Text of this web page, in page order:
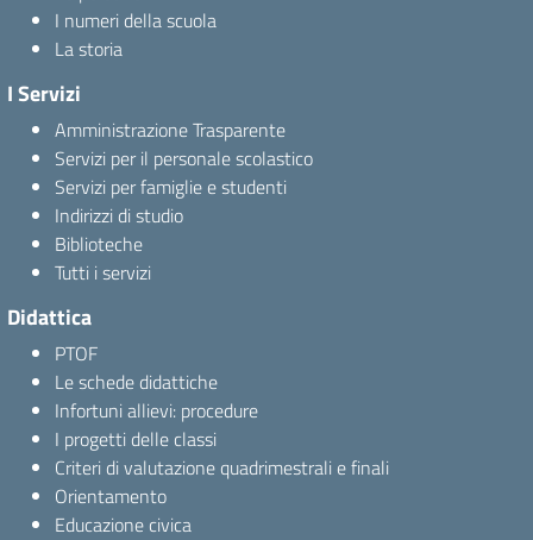
I numeri della scuola
La storia
I Servizi
Amministrazione Trasparente
Servizi per il personale scolastico
Servizi per famiglie e studenti
Indirizzi di studio
Biblioteche
Tutti i servizi
Didattica
PTOF
Le schede didattiche
Infortuni allievi: procedure
I progetti delle classi
Criteri di valutazione quadrimestrali e finali
Orientamento
Educazione civica